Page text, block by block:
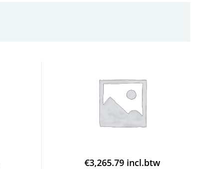
€3,265.79 incl.btw